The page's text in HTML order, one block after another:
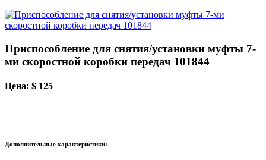
Приспособление для снятия/установки муфты 7-
ми скоростной коробки передач 101844
Цена: $ 125
Дополнительные характеристики: